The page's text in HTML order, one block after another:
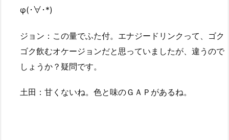
φ(･∀･*)
ジョン：この量でふた付。エナジードリンクって、ゴク
ゴク飲むオケージョンだと思っていましたが、違うので
しょうか？疑問です。
土田：甘くないね。色と味のＧＡＰがあるね。